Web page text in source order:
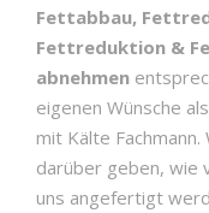
Fettabbau,
Fettreduktion &
abnehmen
eigenen Wünsche
mit Kälte
darüber geben, wie
uns angefertigt